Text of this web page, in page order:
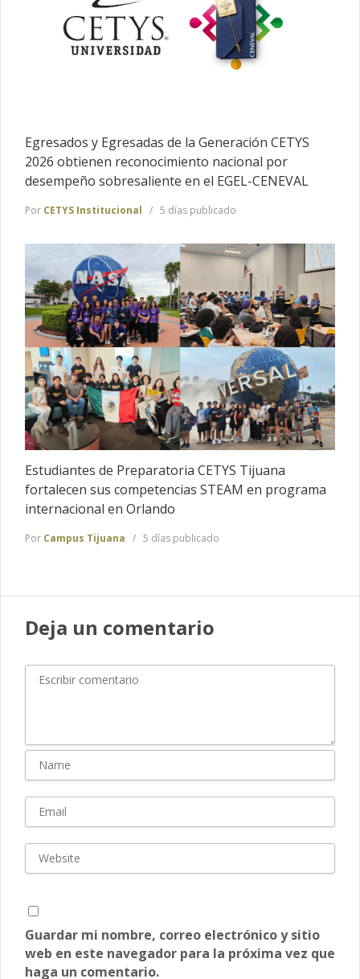
Egresados y Egresadas de la Generación CETYS
2026 obtienen reconocimiento nacional por
desempeño sobresaliente en el EGEL-CENEVAL
Por CETYS Institucional 5 días publicado
Estudiantes de Preparatoria CETYS Tijuana
fortalecen sus competencias STEAM en programa
internacional en Orlando
Por Campus Tijuana 5 días publicado
Deja un comentario
Guardar mi nombre, correo electrónico y sitio
web en este navegador para la próxima vez que
haga un comentario.